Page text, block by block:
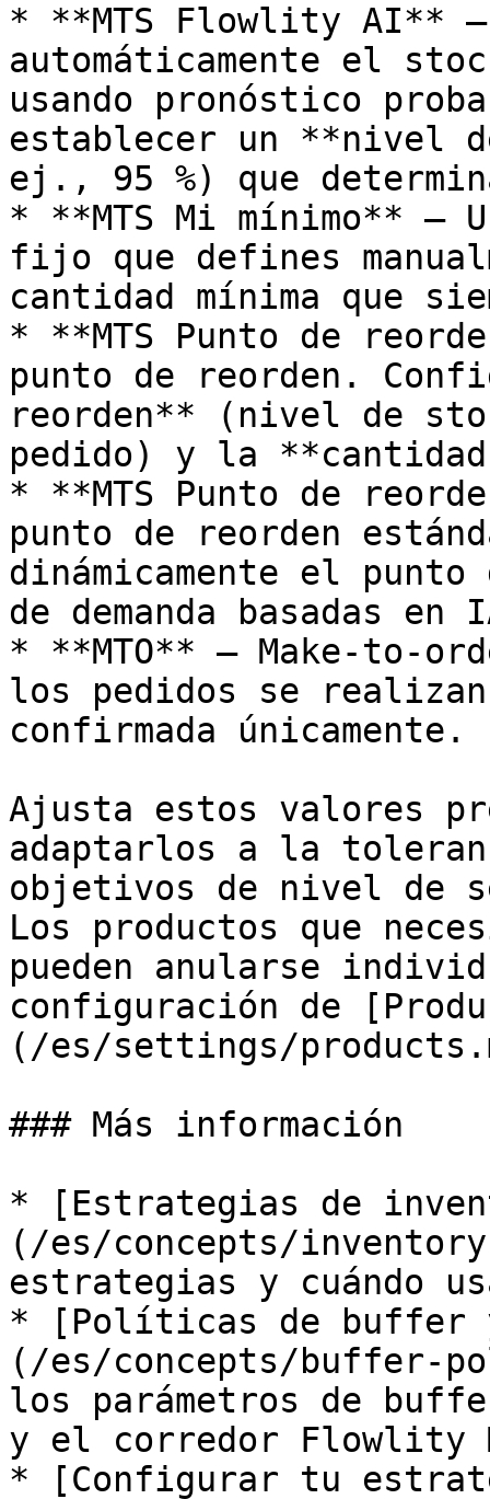
* **MTS Flowlity AI**
automáticamente el
usando pronóstico
establecer un **nivel
ej., 95 %) que
* **MTS Mi mínimo** —
fijo que defines
cantidad mínima que
* **MTS Punto de
punto de reorden.
reorden** (nivel de
pedido) y la
* **MTS Punto de
punto de reorden
dinámicamente el punto
de demanda basadas en
* **MTO** — Make-to-
los pedidos se realizan
confirmada únicamente.
Ajusta estos valores
adaptarlos a la
objetivos de nivel de
Los productos que
pueden anularse
configuración de
(/es/settings/
### Más información
* [Estrategias de
(/es/concepts/
estrategias y cuándo
* [Políticas de buffer
(/es/concepts/buffer-
los parámetros de
y el corredor Flowlity
* [Configurar tu